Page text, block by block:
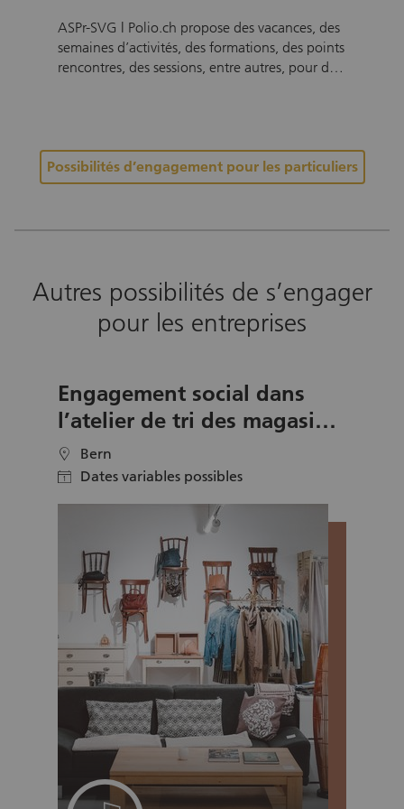
ASPr-SVG | Polio.ch propose des vacances, des
semaines d’activités, des formations, des points
rencontres, des sessions, entre autres, pour des
personnes handicapées? Les missions en tant
que bénévole développent vos capacités, vos
compétences et vous ouvrent des perspectives
d’avoir un impact positif sur la société.
Possibilités d’engagement pour les particuliers
Autres possibilités de s’engager
pour les entreprises
Engagement social dans
l’atelier de tri des magasins
de seconde main de la CRS
location Bern
calendar Dates variables possibles
Un projet pour votre équipe